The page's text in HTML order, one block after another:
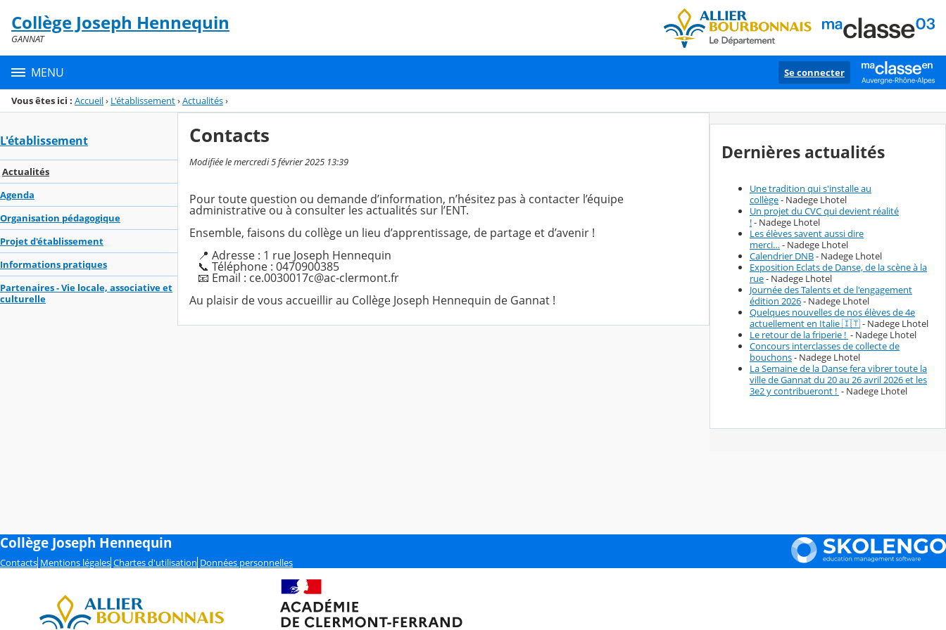
Menu de la rubrique
Contenu
Collège Joseph Hennequin
GANNAT
MENU Se connecter
Vous êtes ici : Accueil› L'établissement›Actualités›
L'établissement
Actualités
Agenda
Organisation pédagogique
Projet d'établissement
Informations pratiques
Partenaires - Vie locale, associative et
culturelle
Contacts
Modifiée le mercredi 5 février 2025 13:39
Pour toute question ou demande d’information, n’hésitez pas à contacter l’équipe
administrative ou à consulter les actualités sur l’ENT.
Ensemble, faisons du collège un lieu d’apprentissage, de partage et d’avenir !
📍 Adresse : 1 rue Joseph Hennequin
📞 Téléphone : 0470900385
📧 Email : ce.0030017c@ac-clermont.fr
Au plaisir de vous accueillir au Collège Joseph Hennequin de Gannat !
Dernières actualités
Une tradition qui s'installe au
collège- Nadege Lhotel
Un projet du CVC qui devient réalité
!- Nadege Lhotel
Les élèves savent aussi dire
merci…- Nadege Lhotel
Calendrier DNB- Nadege Lhotel
Exposition Eclats de Danse, de la scène à la
rue- Nadege Lhotel
Journée des Talents et de l'engagement
édition 2026- Nadege Lhotel
Quelques nouvelles de nos élèves de 4e
actuellement en Italie 🇮🇹- Nadege Lhotel
Le retour de la friperie ! - Nadege Lhotel
Concours interclasses de collecte de
bouchons- Nadege Lhotel
La Semaine de la Danse fera vibrer toute la
ville de Gannat du 20 au 26 avril 2026 et les
3e2 y contribueront ! - Nadege Lhotel
Collège Joseph Hennequin
Contacts Mentions légales Chartes d'utilisation Données personnelles